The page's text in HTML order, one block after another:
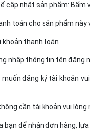
cập nhật sản phẩm: Bấm
toán cho sản phẩm
khoản thanh toán
nhập thông tin tên
muốn đăng ký tài khoản
cần tài khoản vui
bạn để nhận đơn hàng,